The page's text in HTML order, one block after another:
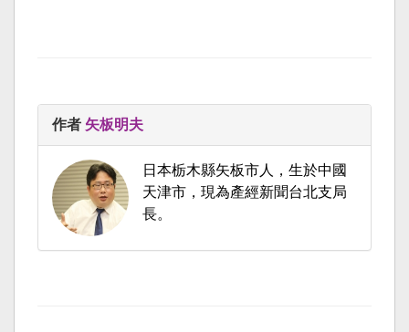
作者 矢板明夫
日本栃木縣矢板市人，生於中國
天津市，現為產經新聞台北支局
長。